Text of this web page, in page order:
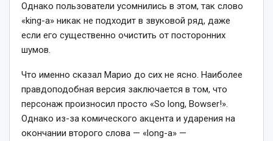
Однако пользователи усомнились в этом, так слово
«king-a» никак не подходит в звуковой ряд, даже
если его существенно очистить от посторонних
шумов.
Что именно сказал Марио до сих не ясно. Наиболее
правдоподобная версия заключается в том, что
персонаж произносил просто «So long, Bowser!».
Однако из-за комического акцента и ударения на
окончании второго слова — «long-a» —